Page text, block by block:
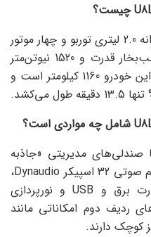
چیست؟
خودرو یانگ‌وانگ U8L دارای پیشرانه 2.0 لیتری توربو و چهار موتور
برقی است که در مجموع 1180 اسب‌بخار قدرت و 1520 نیوتن‌متر
گشتاور تولید می‌کنند. برد ترکیبی این خودرو 1160 کیلومتر است و
شامل چه مواردی است؟
کابین 6 نفره با صندلی‌های مدیریتی «جاذبه
صفر»، نمایشگرهای متعدد، سیستم صوتی 32 اسپیکر Dynaudio،
سانروف پانوراما، یخچال، 13 پورت برق و USB و نورپردازی
ردیف دوم امکاناتی مانند